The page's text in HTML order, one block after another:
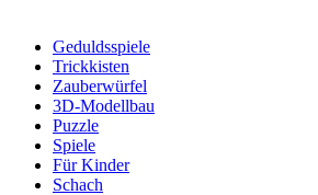
Geduldsspiele
Trickkisten
Zauberwürfel
3D-Modellbau
Puzzle
Spiele
Für Kinder
Schach